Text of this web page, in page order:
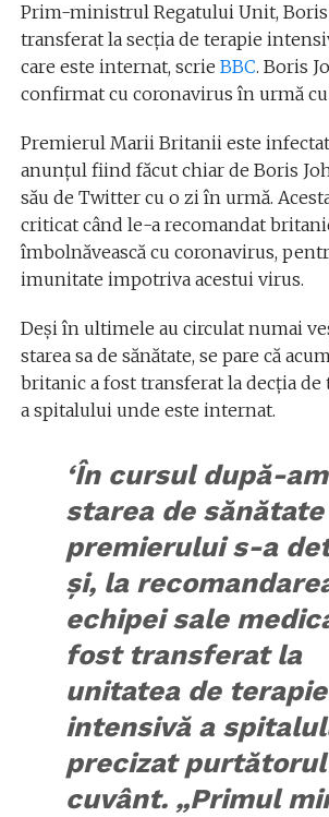
Prim-ministrul Regatului Unit, Boris
transferat la secția de terapie
care este internat, scrie BBC. Boris
confirmat cu coronavirus în urmă cu
Premierul Marii Britanii este
anunțul fiind făcut chiar de Boris
său de Twitter cu o zi în urmă.
criticat când le-a recomandat
îmbolnăvească cu coronavirus,
imunitate impotriva acestui virus.
Deși în ultimele au circulat numai
starea sa de sănătate, se pare că
britanic a fost transferat la decția
a spitalului unde este internat.
‘În cursul după-
starea de sănătate
premierului s-a
şi, la
echipei sale
fost transferat la
unitatea de terapie
intensivă a
precizat purtătorul
cuvânt. „Primul